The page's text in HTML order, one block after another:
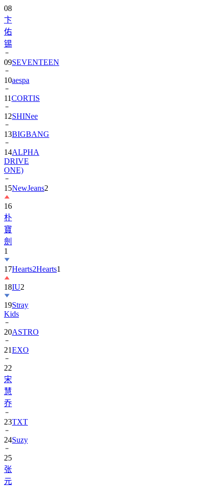
08
卞
佑
锡
09SEVENTEEN
10aespa
11CORTIS
12SHINee
13BIGBANG
14ALPHA
DRIVE
ONE)
15NewJeans2
16
朴
寶
劍
1
17Hearts2Hearts1
18IU2
19Stray
Kids
20ASTRO
21EXO
22
宋
慧
乔
23TXT
24Suzy
25
张
元